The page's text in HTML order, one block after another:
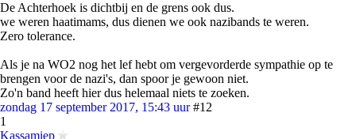
De Achterhoek is dichtbij en de grens ook dus.
we weren haatimams, dus dienen we ook nazibands te weren.
Zero tolerance.
Als je na WO2 nog het lef hebt om vergevorderde sympathie op te
brengen voor de nazi's, dan spoor je gewoon niet.
Zo'n band heeft hier dus helemaal niets te zoeken.
zondag 17 september 2017, 15:43 uur #12
1
Kassamiep